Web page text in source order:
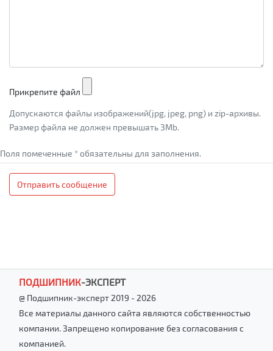
Прикрепите файл
Допускаются файлы изображений(jpg, jpeg, png) и zip-архивы.
Размер файла не должен превышать 3Mb.
Поля помеченные * обязательны для заполнения.
Отправить сообщение
ПОДШИПНИК-ЭКСПЕРТ
@ Подшипник-эксперт 2019 - 2026
Все материалы данного сайта являются собственностью
компании. Запрещено копирование без согласования с
компанией.